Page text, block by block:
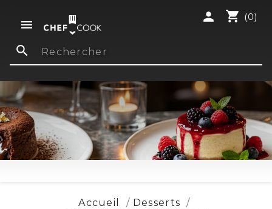

shopping_cart (0)
person
search
Accueil
Desserts